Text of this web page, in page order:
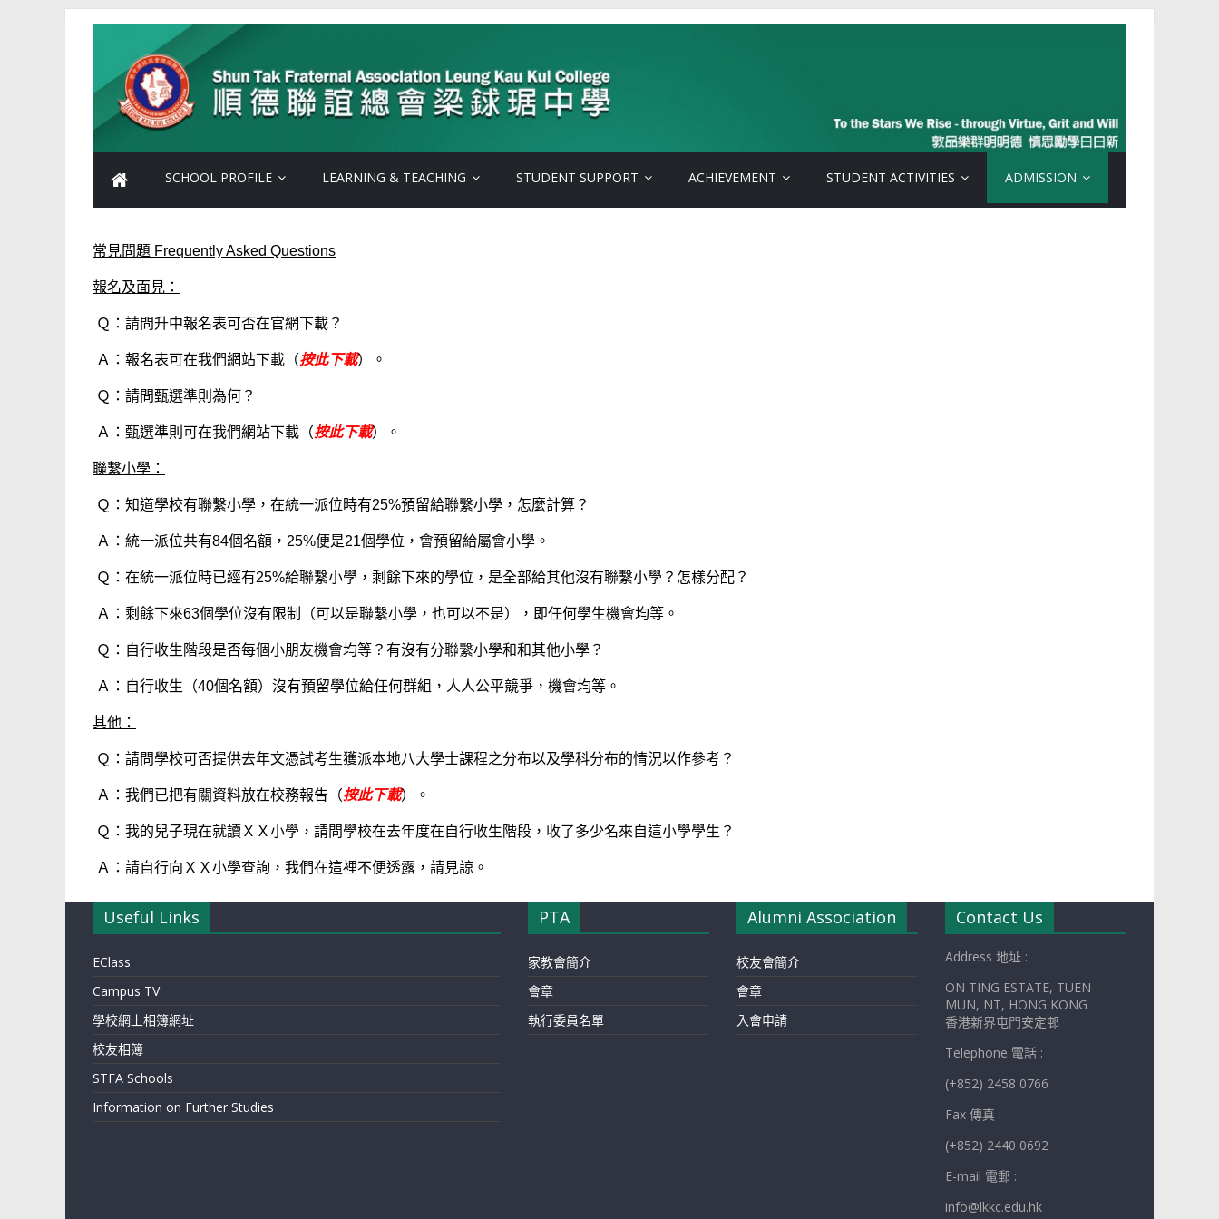
SCHOOL PROFILE LEARNING & TEACHING STUDENT SUPPORT ACHIEVEMENT STUDENT ACTIVITIES ADMISSION
常見問題 Frequently Asked Questions
報名及面見：
Ｑ：請問升中報名表可否在官網下載？
Ａ：報名表可在我們網站下載（按此下載）。
Ｑ：請問甄選準則為何？
Ａ：甄選準則可在我們網站下載（按此下載）。
聯繫小學：
Ｑ：知道學校有聯繫小學，在統一派位時有25%預留給聯繫小學，怎麼計算？
Ａ：統一派位共有84個名額，25%便是21個學位，會預留給屬會小學。
Ｑ：在統一派位時已經有25%給聯繫小學，剩餘下來的學位，是全部給其他沒有聯繫小學？怎樣分配？
Ａ：剩餘下來63個學位沒有限制（可以是聯繫小學，也可以不是），即任何學生機會均等。
Ｑ：自行收生階段是否每個小朋友機會均等？有沒有分聯繫小學和和其他小學？
Ａ：自行收生（40個名額）沒有預留學位給任何群組，人人公平競爭，機會均等。
其他：
Ｑ：請問學校可否提供去年文憑試考生獲派本地八大學士課程之分布以及學科分布的情況以作參考？
Ａ：我們已把有關資料放在校務報告（按此下載）。
Ｑ：我的兒子現在就讀ＸＸ小學，請問學校在去年度在自行收生階段，收了多少名來自這小學學生？
Ａ：請自行向ＸＸ小學查詢，我們在這裡不便透露，請見諒。
Useful Links
EClass
Campus TV
學校網上相簿網址
校友相簿
STFA Schools
Information on Further Studies
PTA
家教會簡介
會章
執行委員名單
Alumni Association
校友會簡介
會章
入會申請
Contact Us
Address 地址 :
ON TING ESTATE, TUEN
MUN, NT, HONG KONG
香港新界屯門安定邨
Telephone 電話 :
(+852) 2458 0766
Fax 傳真 :
(+852) 2440 0692
E-mail 電郵 :
info@lkkc.edu.hk